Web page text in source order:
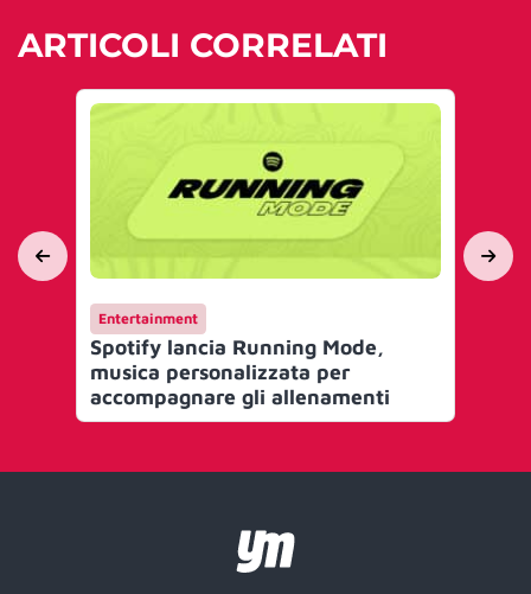
ARTICOLI CORRELATI
Entertainment
Spotify lancia Running Mode,
musica personalizzata per
accompagnare gli allenamenti